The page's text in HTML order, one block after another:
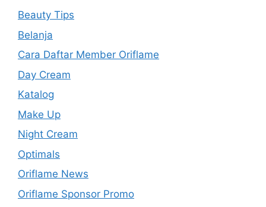
Beauty Tips
Belanja
Cara Daftar Member Oriflame
Day Cream
Katalog
Make Up
Night Cream
Optimals
Oriflame News
Oriflame Sponsor Promo